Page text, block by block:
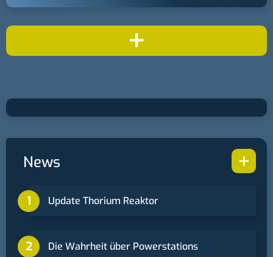
+
+
News
Update Thorium Reaktor
Die Wahrheit über Powerstations